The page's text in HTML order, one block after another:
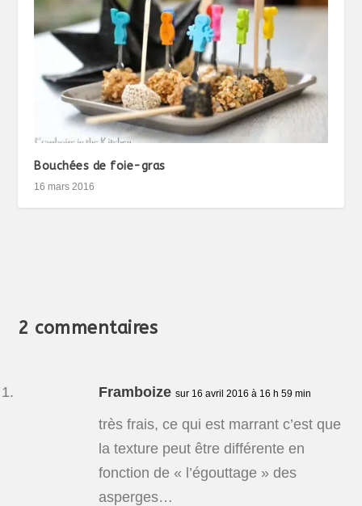
Bouchées de foie-gras
16 mars 2016
2 commentaires
Framboize sur 16 avril 2016 à 16 h 59 min
très frais, ce qui est marrant c’est que
la texture peut être différente en
fonction de « l’égouttage » des
asperges…